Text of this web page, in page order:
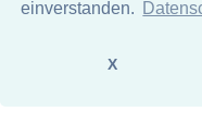
einverstanden.
X
Das Wort wird
Wir übernehmen keine
Richtigkeit und